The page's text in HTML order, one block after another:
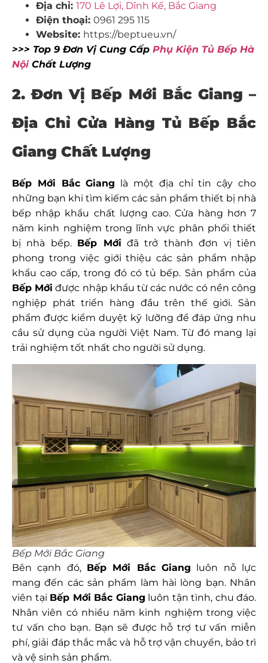
Địa chỉ: 170 Lê Lợi, Dĩnh Kế, Bắc Giang
Điện thoại: 0961 295 115
Website: https://beptueu.vn/
>>> Top 9 Đơn Vị Cung Cấp Phụ Kiện Tủ Bếp Hà
NộiChất Lượng
2. Đơn Vị Bếp Mới Bắc Giang –
Địa Chỉ Cửa Hàng Tủ Bếp Bắc
Giang Chất Lượng
Bếp Mới Bắc Giang là một địa chỉ tin cậy cho
những bạn khi tìm kiếm các sản phẩm thiết bị nhà
bếp nhập khẩu chất lượng cao. Cửa hàng hơn 7
năm kinh nghiệm trong lĩnh vực phân phối thiết
bị nhà bếp. Bếp Mới đã trở thành đơn vị tiên
phong trong việc giới thiệu các sản phẩm nhập
khẩu cao cấp, trong đó có tủ bếp. Sản phẩm của
Bếp Mới được nhập khẩu từ các nước có nền công
nghiệp phát triển hàng đầu trên thế giới. Sản
phẩm được kiểm duyệt kỹ lưỡng để đáp ứng nhu
cầu sử dụng của người Việt Nam. Từ đó mang lại
trải nghiệm tốt nhất cho người sử dụng.
Bếp Mới Bắc Giang
Bên cạnh đó, Bếp Mới Bắc Giang luôn nỗ lực
mang đến các sản phẩm làm hài lòng bạn. Nhân
viên tại Bếp Mới Bắc Giang luôn tận tình, chu đáo.
Nhân viên có nhiều năm kinh nghiệm trong việc
tư vấn cho bạn. Bạn sẽ được hỗ trợ tư vấn miễn
phí, giải đáp thắc mắc và hỗ trợ vận chuyển, bảo trì
và vệ sinh sản phẩm.